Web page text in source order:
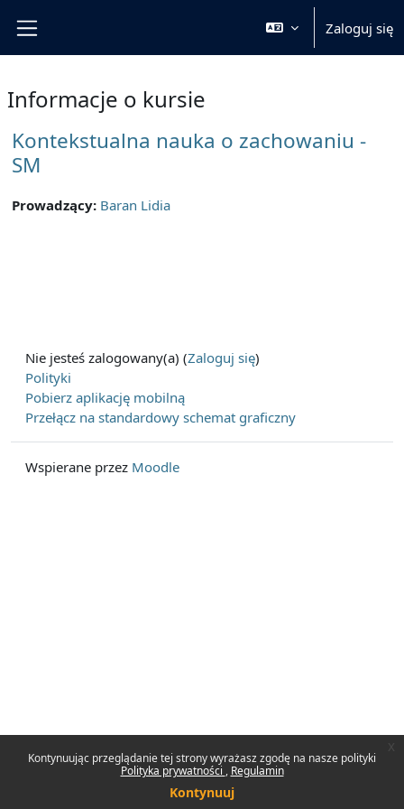
Kontynuując przeglądanie tej strony wyrażasz zgodę na nasze polityki
Polityka prywatności
Regulamin
Kontynuuj
Zaloguj się
Informacje o kursie
Kontekstualna nauka o zachowaniu -
SM
Prowadzący: Baran Lidia
Nie jesteś zalogowany(a) (Zaloguj się)
Polityki
Pobierz aplikację mobilną
Przełącz na standardowy schemat graficzny
Wspierane przez Moodle